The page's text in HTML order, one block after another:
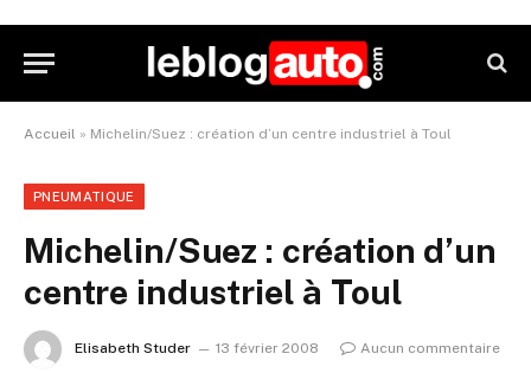
Accueil » Michelin/Suez : création d’un centre industriel à Toul
PNEUMATIQUE
Michelin/Suez : création d’un
centre industriel à Toul
Elisabeth Studer 13 février 2008 Aucun commentaire